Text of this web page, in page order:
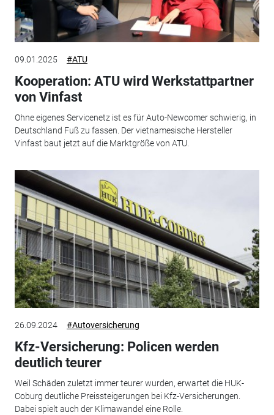
09.01.2025 #ATU
Kooperation: ATU wird Werkstattpartner
von Vinfast
Ohne eigenes Servicenetz ist es für Auto-Newcomer schwierig, in
Deutschland Fuß zu fassen. Der vietnamesische Hersteller
Vinfast baut jetzt auf die Marktgröße von ATU.
26.09.2024 #Autoversicherung
Kfz-Versicherung: Policen werden
deutlich teurer
Weil Schäden zuletzt immer teurer wurden, erwartet die HUK-
Coburg deutliche Preissteigerungen bei Kfz-Versicherungen.
Dabei spielt auch der Klimawandel eine Rolle.